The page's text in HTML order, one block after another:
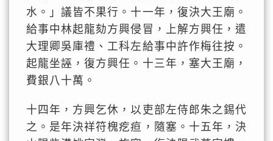
水。」議皆不果行。十一年，復決大王廟。
給事中林起龍劾方興侵冒，上解方興任，遣
大理卿吳庫禮、工科左給事中許作梅往按。
起龍坐誣，復方興任。十三年，塞大王廟，
費銀八十萬。
十四年，方興乞休，以吏部左侍郎朱之錫代
之。是年決祥符槐疙疸，隨塞。十五年，決